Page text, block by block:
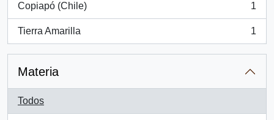
Copiapó (Chile)
, 1 resultados
1
Tierra Amarilla
, 1 resultados
1
Materia
Todos